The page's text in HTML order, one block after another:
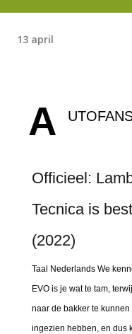
13 april
A
Officieel:
Tecnica is
(2022)
Taal Nederlands We
EVO is je wat te tam,
naar de bakker te
ingezien hebben, en dus